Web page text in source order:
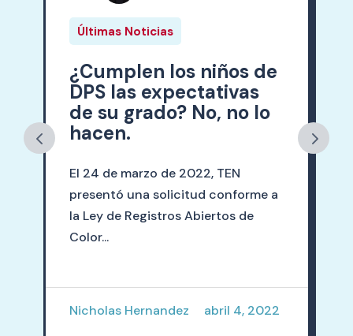
Últimas Noticias
¿Cumplen los niños de
DPS las expectativas
de su grado? No, no lo
hacen.
El 24 de marzo de 2022, TEN
presentó una solicitud conforme a
la Ley de Registros Abiertos de
Color...
Nicholas Hernandez abril 4, 2022